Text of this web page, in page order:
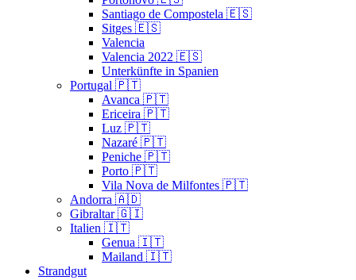
Santiago de Compostela 🇪🇸
Sitges 🇪🇸
Valencia
Valencia 2022 🇪🇸
Unterkünfte in Spanien
Portugal 🇵🇹
Avanca 🇵🇹
Ericeira 🇵🇹
Luz 🇵🇹
Nazaré 🇵🇹
Peniche 🇵🇹
Porto 🇵🇹
Vila Nova de Milfontes 🇵🇹
Andorra 🇦🇩
Gibraltar 🇬🇮
Italien 🇮🇹
Genua 🇮🇹
Mailand 🇮🇹
Strandgut